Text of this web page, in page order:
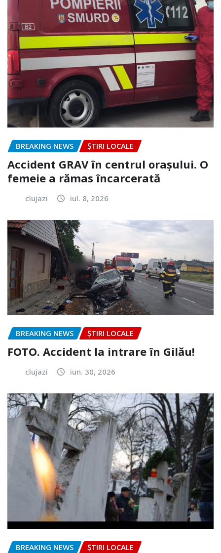
BREAKING NEWS ȘTIRI LOCALE
Accident GRAV în centrul orașului. O
femeie a rămas încarcerată
clujazi iul. 8, 2026
BREAKING NEWS ȘTIRI LOCALE
FOTO. Accident la intrare în Gilău!
clujazi iun. 30, 2026
BREAKING NEWS ȘTIRI LOCALE